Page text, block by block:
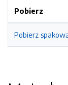
Pobierz
Pobierz